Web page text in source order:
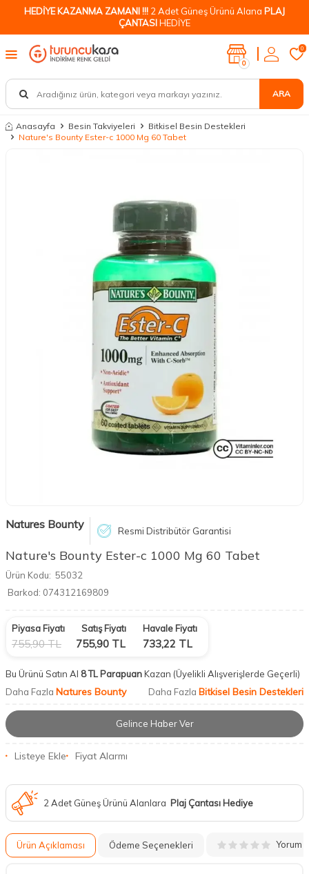
HEDİYE KAZANMA ZAMANI !!! 2 Adet Güneş Ürünü Alana PLAJ
ÇANTASIHEDİYE
ARA
0
0
Anasayfa Besin Takviyeleri
Bitkisel Besin Destekleri
Nature's Bounty Ester-c 1000 Mg 60 Tabet
Natures Bounty Resmi Distribütör Garantisi
Nature's Bounty Ester-c 1000 Mg 60 Tabet
Ürün Kodu: 55032
Barkod: 074312169809
Piyasa Fiyatı
755,90TL
Satış Fiyatı
755,90 TL
Havale Fiyatı
733,22 TL
Bu Ürünü Satın Al 8 TL ParapuanKazan (Üyelikli Alışverişlerde Geçerli)
Daha Fazla Natures Bounty Daha Fazla Bitkisel Besin Destekleri
Gelince Haber Ver
Listeye Ekle Fiyat Alarmı
2 Adet Güneş Ürünü Alanlara Plaj Çantası Hediye
Ürün Açıklaması Ödeme Seçenekleri Yorum